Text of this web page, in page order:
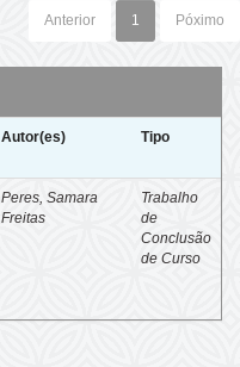
Anterior 1 Póximo
Autor(es) Tipo
Peres, Samara
Freitas
Trabalho
de
Conclusão
de Curso